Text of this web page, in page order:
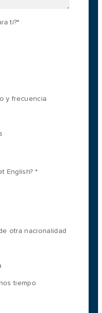
ti?*
y frecuencia
English? *
otra nacionalidad
tiempo